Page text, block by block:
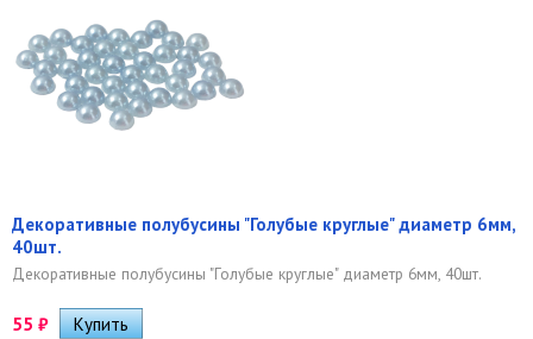
Декоративные полубусины "Голубые круглые" диаметр 6мм,
40шт.
Декоративные полубусины "Голубые круглые" диаметр 6мм, 40шт.
55 ₽